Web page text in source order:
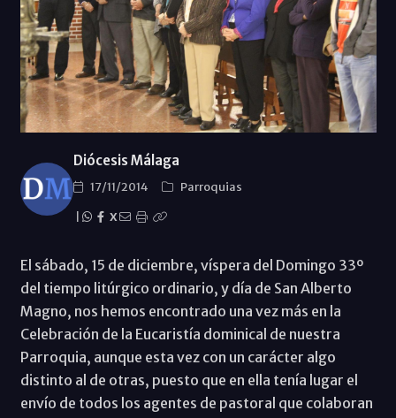
Diócesis Málaga
17/11/2014
Parroquias
X
El sábado, 15 de diciembre, víspera del Domingo 33º
del tiempo litúrgico ordinario, y día de San Alberto
Magno, nos hemos encontrado una vez más en la
Celebración de la Eucaristía dominical de nuestra
Parroquia, aunque esta vez con un carácter algo
distinto al de otras, puesto que en ella tenía lugar el
envío de todos los agentes de pastoral que colaboran